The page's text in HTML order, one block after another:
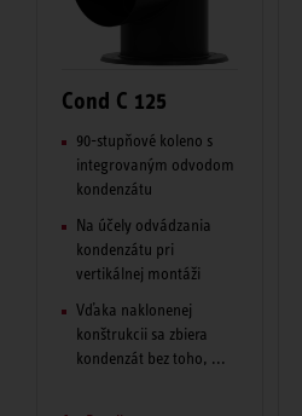
Cond C 125
90-stupňové koleno s
integrovaným odvodom
kondenzátu
Na účely odvádzania
kondenzátu pri
vertikálnej montáži
Vďaka naklonenej
konštrukcii sa zbiera
kondenzát bez toho, ...